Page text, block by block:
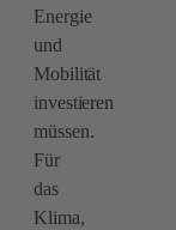
Energie
und
Mobilität
investieren
müssen.
Für
das
Klima,